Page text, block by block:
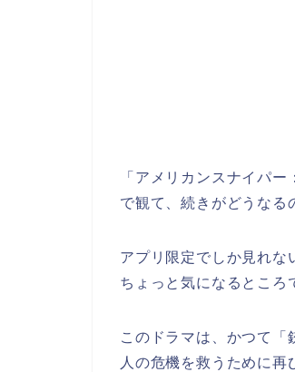
「アメリカンスナイパー
で観て、続きがどうなる
アプリ限定でしか見れな
ちょっと気になるところ
このドラマは、かつて「
人の危機を救うために再